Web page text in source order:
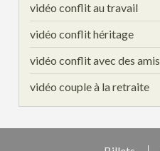
vidéo conflit au travail
vidéo conflit héritage
vidéo conflit avec des amis
vidéo couple à la retraite